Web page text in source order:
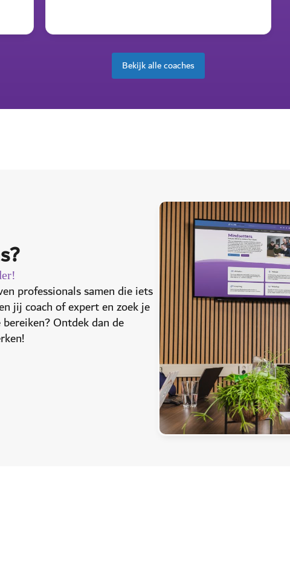
Bekijk alle coaches
professionals samen die iets
jij coach of expert en zoek je
Ontdek dan de